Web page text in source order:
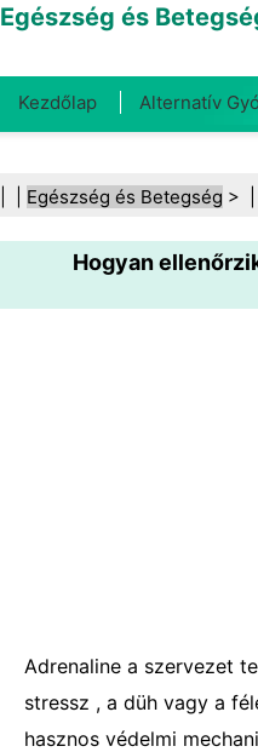
Egészség és
Kezdőlap Alternatív
Fogegészség Diéta És
Egészség Egészségügyi
Közegészségügy És
Egészség és Betegség > |
Hogyan
Adrenaline a szervezet
stressz , a düh vagy a
hasznos védelmi